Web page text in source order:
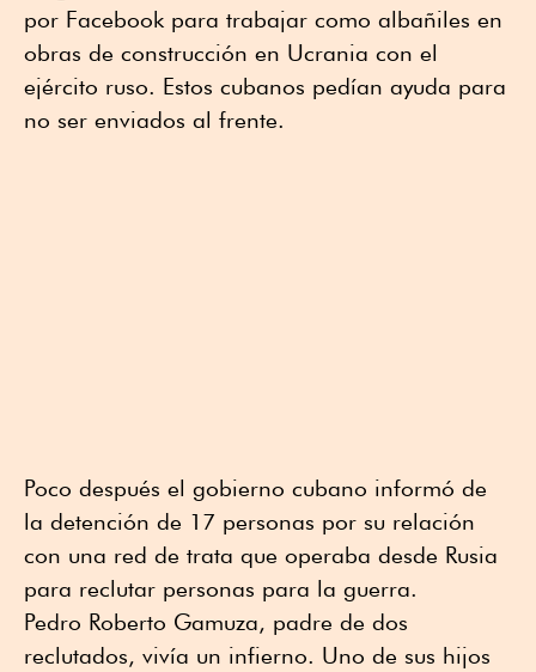
por Facebook para trabajar como albañiles en
obras de construcción en Ucrania con el
ejército ruso. Estos cubanos pedían ayuda para
no ser enviados al frente.
Poco después el gobierno cubano informó de
la detención de 17 personas por su relación
con una red de trata que operaba desde Rusia
para reclutar personas para la guerra.
Pedro Roberto Gamuza, padre de dos
reclutados, vivía un infierno. Uno de sus hijos